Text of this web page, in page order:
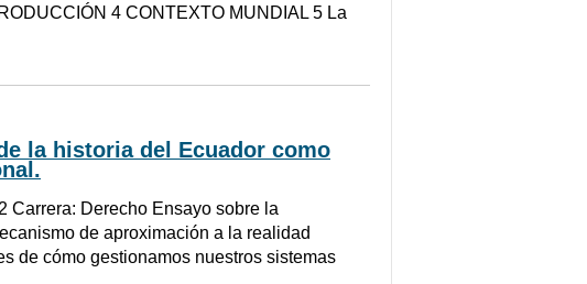
4 CONTEXTO MUNDIAL 5 La
la historia del Ecuador como
Carrera: Derecho Ensayo sobre la
de aproximación a la realidad
de cómo gestionamos nuestros sistemas